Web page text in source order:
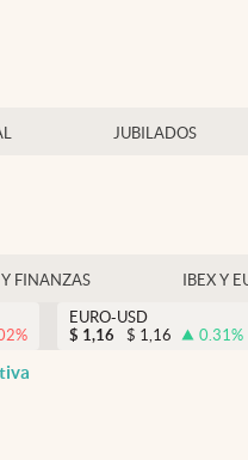
JUBILADOS
FINANZAS IBEX Y
%
EURO-USD
$ 1,16 $ 1,16 0.31%